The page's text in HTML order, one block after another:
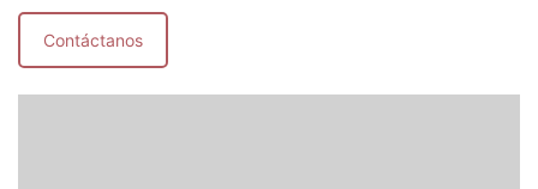
Contáctanos